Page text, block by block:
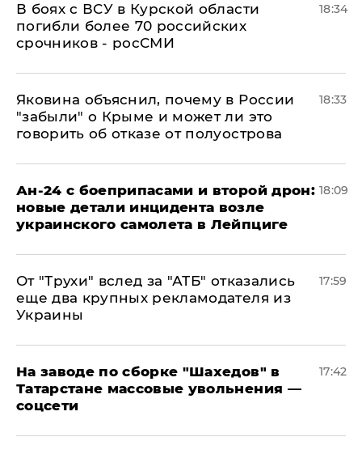
В боях с ВСУ в Курской области
погибли более 70 российских
срочников - росСМИ
18:34
Яковина объяснил, почему в России
"забыли" о Крыме и может ли это
говорить об отказе от полуострова
18:33
Ан-24 с боеприпасами и второй дрон:
новые детали инцидента возле
украинского самолета в Лейпциге
18:09
От "Трухи" вслед за "АТБ" отказались
еще два крупных рекламодателя из
Украины
17:59
На заводе по сборке "Шахедов" в
Татарстане массовые увольнения —
соцсети
17:42